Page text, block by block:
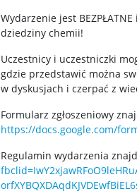
Wydarzenie jest
dziedziny chemii!
Uczestnicy i uczestniczki
gdzie przedstawić można
w dyskusjach i czerpać z
Formularz zgłoszeniowy
https://docs.google.com/
Regulamin wydarzenia